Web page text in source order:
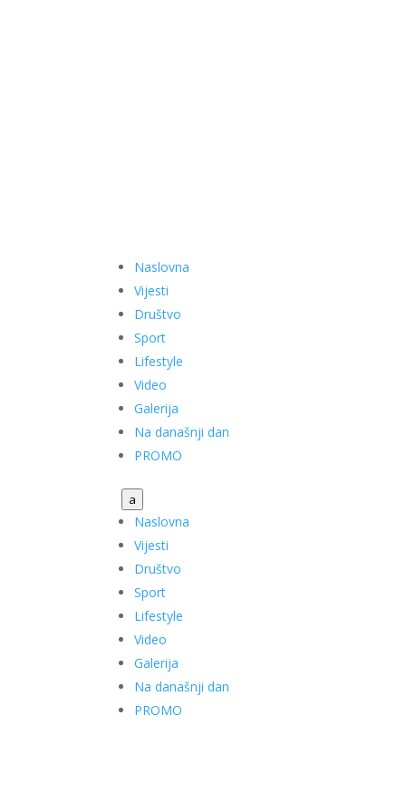
Naslovna
Vijesti
Društvo
Sport
Lifestyle
Video
Galerija
Na današnji dan
PROMO
a
Naslovna
Vijesti
Društvo
Sport
Lifestyle
Video
Galerija
Na današnji dan
PROMO